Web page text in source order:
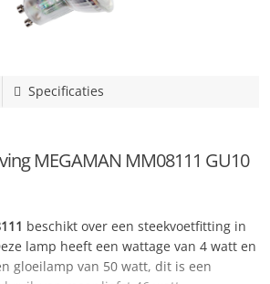
Specificaties
MEGAMAN MM08111 GU10
beschikt over een steekvoetfitting in
lamp heeft een wattage van 4 watt en
gloeilamp van 50 watt, dit is een